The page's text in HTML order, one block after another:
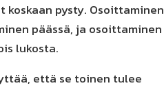
pysty. Osoittaminen
päässä, ja osoittaminen
lukosta.
että se toinen tulee